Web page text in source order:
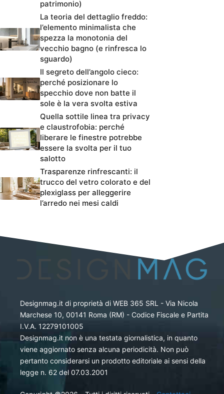
patrimonio)
La teoria del dettaglio freddo:
l’elemento minimalista che
spezza la monotonia del
vecchio bagno (e rinfresca lo
sguardo)
Il segreto dell’angolo cieco:
perché posizionare lo
specchio dove non batte il
sole è la vera svolta estiva
Quella sottile linea tra privacy
e claustrofobia: perché
liberare le finestre potrebbe
essere la svolta per il tuo
salotto
Trasparenze rinfrescanti: il
trucco del vetro colorato e del
plexiglass per alleggerire
l’arredo nei mesi caldi
Designmag.it di proprietà di WEB 365 SRL - Via Nicola
Marchese 10, 00141 Roma (RM) - Codice Fiscale e Partita
I.V.A. 12279101005
Designmag.it non è una testata giornalistica, in quanto
viene aggiornato senza alcuna periodicità. Non può
pertanto considerarsi un prodotto editoriale ai sensi della
legge n. 62 del 07.03.2001